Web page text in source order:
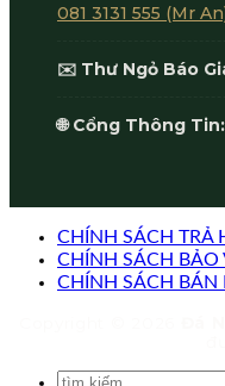
081 3131 555 (Mr
✉️ Thư Ngỏ Báo
🌐 Cổng Thông Tin:
CHÍNH SÁCH TRẢ
CHÍNH SÁCH BẢO
CHÍNH SÁCH BÁN